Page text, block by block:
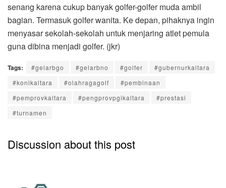
senang karena cukup banyak golfer-golfer muda ambil
bagian. Termasuk golfer wanita. Ke depan, pihaknya ingin
menyasar sekolah-sekolah untuk menjaring atlet pemula
guna dibina menjadi golfer. (jkr)
Tags: #gelarbgo #gelarbno #golfer
#gubernurkaltara
#konikaltara
#olahragagolf
#pembinaan
#pemprovkaltara
#pengprovpgikaltara
#prestasi
#turnamen
Discussion about this post